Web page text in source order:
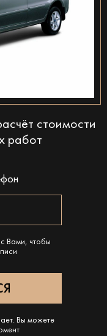
стоимости
работ
Вами, чтобы
Вы можете